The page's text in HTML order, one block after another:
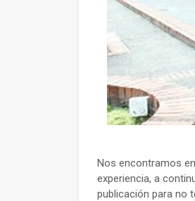
Nos encontramos
experiencia, a
publicación para no